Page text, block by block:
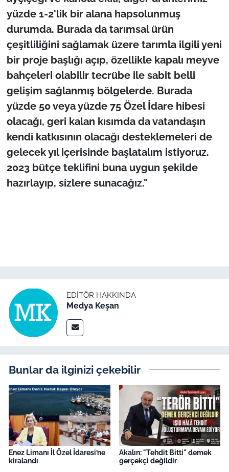
yüzde 1-2'lik bir alana hapsolunmuş
durumda. Burada da tarımsal ürün
çeşitliliğini sağlamak üzere tarımla ilgili yeni
bir proje başlığı açıp, özellikle kapalı meyve
bahçeleri olabilir tecrübe ile sabit belli
gelişim sağlanmış bölgelerde. Burada
yüzde 50 veya yüzde 75 Özel İdare hibesi
olacağı, geri kalan kısımda da vatandaşın
kendi katkısının olacağı desteklemeleri de
gelecek yıl içerisinde başlatalım istiyoruz.
2023 bütçe teklifini buna uygun şekilde
hazırlayıp, sizlere sunacağız."
EDITÖR HAKKINDA
Medya Keşan
Bunlar da ilginizi çekebilir
Enez Limanı İl Özel İdaresi’ne
kiralandı
Akalın: "Tehdit Bitti" demek
gerçekçi değildir